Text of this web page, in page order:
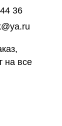
36
на все